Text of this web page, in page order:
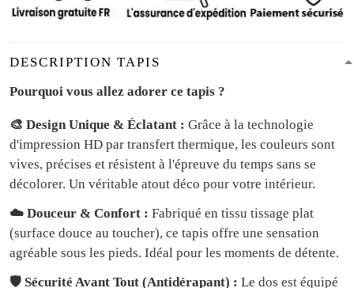
DESCRIPTION TAPIS
Pourquoi vous allez adorer ce tapis ?
🎨 Design Unique & Éclatant : Grâce à la technologie
d'impression HD par transfert thermique, les couleurs sont
vives, précises et résistent à l'épreuve du temps sans se
décolorer. Un véritable atout déco pour votre intérieur.
☁️ Douceur & Confort : Fabriqué en tissu tissage plat
(surface douce au toucher), ce tapis offre une sensation
agréable sous les pieds. Idéal pour les moments de détente.
🛡️ Sécurité Avant Tout (Antidérapant) : Le dos est équipé